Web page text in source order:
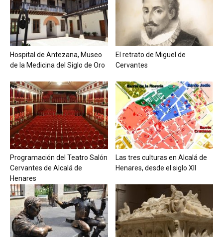
Hospital de Antezana, Museo
de la Medicina del Siglo de Oro
El retrato de Miguel de
Cervantes
Programación del Teatro Salón
Cervantes de Alcalá de
Henares
Las tres culturas en Alcalá de
Henares, desde el siglo XII